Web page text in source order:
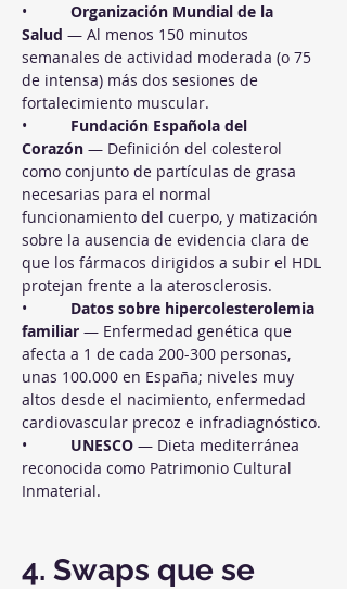
• Organización Mundial de la
Salud — Al menos 150 minutos
semanales de actividad moderada (o 75
de intensa) más dos sesiones de
fortalecimiento muscular.
• Fundación Española del
Corazón — Definición del colesterol
como conjunto de partículas de grasa
necesarias para el normal
funcionamiento del cuerpo, y matización
sobre la ausencia de evidencia clara de
que los fármacos dirigidos a subir el HDL
protejan frente a la aterosclerosis.
• Datos sobre hipercolesterolemia
familiar — Enfermedad genética que
afecta a 1 de cada 200-300 personas,
unas 100.000 en España; niveles muy
altos desde el nacimiento, enfermedad
cardiovascular precoz e infradiagnóstico.
• UNESCO — Dieta mediterránea
reconocida como Patrimonio Cultural
Inmaterial.
4. Swaps que se